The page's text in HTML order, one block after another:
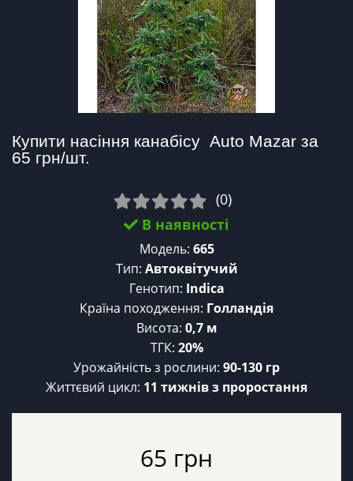
Купити насіння канабісу  Auto Mazar за
65 грн/шт.
(0)
В наявності
Модель: 665
Тип: Автоквітучий
Генотип: Indica
Країна походження: Голландія
Висота: 0,7 м
ТГК: 20%
Урожайність з рослини: 90-130 гр
Життєвий цикл: 11 тижнів з проростання
65 грн